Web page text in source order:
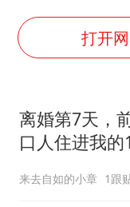
打开
离婚第7天，
口人住进我的
来去自如的小章 1跟